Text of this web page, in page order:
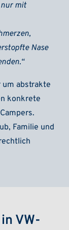
mit
Nase
um abstrakte
konkrete
Familie und
VW-